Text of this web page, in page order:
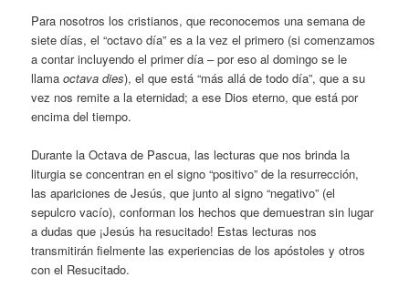
Para nosotros los cristianos, que reconocemos una semana de
siete días, el “octavo día” es a la vez el primero (si comenzamos
a contar incluyendo el primer día – por eso al domingo se le
llamaoctava dies), el que está “más allá de todo día”, que a su
vez nos remite a la eternidad; a ese Dios eterno, que está por
encima del tiempo.
Durante la Octava de Pascua, las lecturas que nos brinda la
liturgia se concentran en el signo “positivo” de la resurrección,
las apariciones de Jesús, que junto al signo “negativo” (el
sepulcro vacío), conforman los hechos que demuestran sin lugar
a dudas que ¡Jesús ha resucitado! Estas lecturas nos
transmitirán fielmente las experiencias de los apóstoles y otros
con el Resucitado.